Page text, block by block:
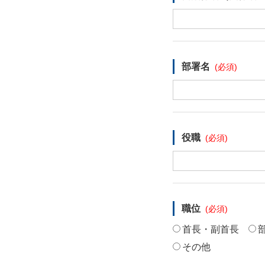
部署名
役職
職位
首長・副首長
その他